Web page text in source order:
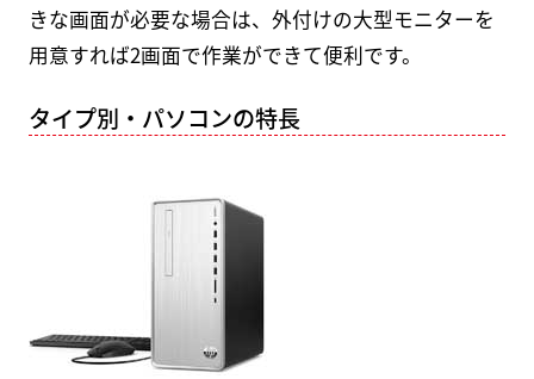
きな画面が必要な場合は、外付けの大型モニターを
用意すれば2画面で作業ができて便利です。
タイプ別・パソコンの特長